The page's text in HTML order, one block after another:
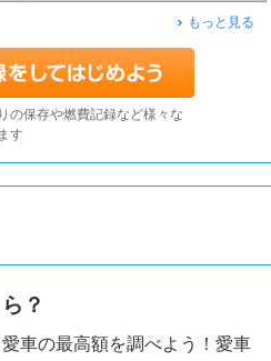
もっと見る
の保存や燃費記録など様々な
す
？
車の最高額を調べよう！愛車